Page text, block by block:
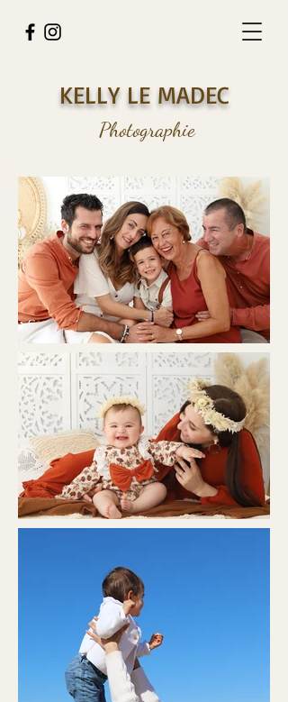
KELLY LE MADEC
Photographie